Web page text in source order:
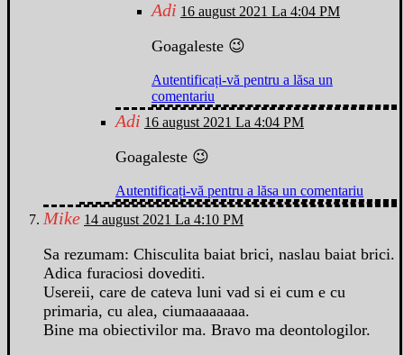
Adi 16 august 2021 La 4:04 PM
Goagaleste 😉
Autentificați-vă pentru a lăsa un
comentariu
Adi 16 august 2021 La 4:04 PM
Goagaleste 😉
Autentificați-vă pentru a lăsa un comentariu
Mike 14 august 2021 La 4:10 PM
Sa rezumam: Chisculita baiat brici, naslau baiat brici.
Adica furaciosi dovediti.
Usereii, care de cateva luni vad si ei cum e cu
primaria, cu alea, ciumaaaaaaa.
Bine ma obiectivilor ma. Bravo ma deontologilor.